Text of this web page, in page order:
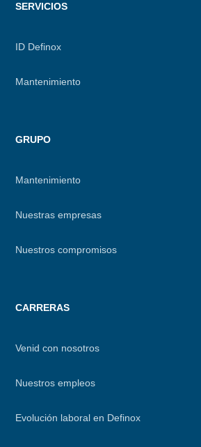
SERVICIOS
ID Definox
Mantenimiento
GRUPO
Mantenimiento
Nuestras empresas
Nuestros compromisos
CARRERAS
Venid con nosotros
Nuestros empleos
Evolución laboral en Definox